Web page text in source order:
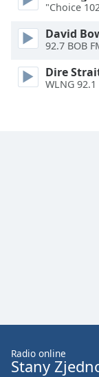
Reset
Close
Modal
Dialog
"Choice
David
92.7 BOB
Dire
WLNG 92.1
Radio online
Stany